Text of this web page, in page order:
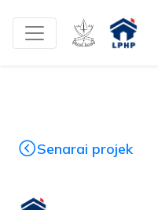
Senarai projek